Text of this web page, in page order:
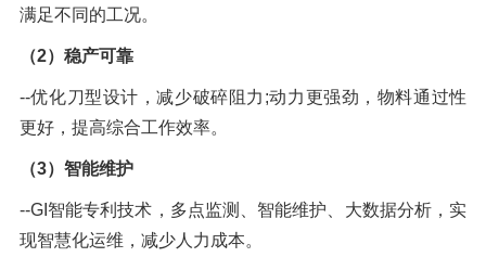
满足不同的工况。
（2）稳产可靠
--优化刀型设计，减少破碎阻力;动力更强劲，物料通过性
更好，提高综合工作效率。
（3）智能维护
--GI智能专利技术，多点监测、智能维护、大数据分析，实
现智慧化运维，减少人力成本。